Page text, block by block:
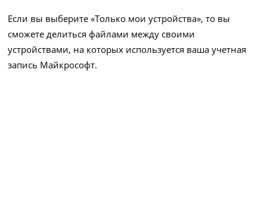
Если вы выберите «Только мои устройства», то вы
сможете делиться файлами между своими
устройствами, на которых используется ваша учетная
запись Майкрософт.